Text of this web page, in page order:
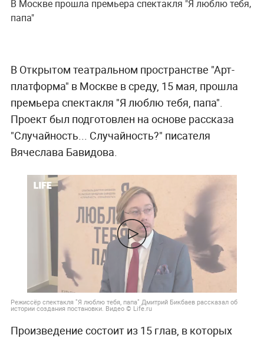
В Москве прошла премьера спектакля "Я люблю тебя,
папа"
В Открытом театральном пространстве "Арт-
платформа" в Москве в среду, 15 мая, прошла
премьера спектакля "Я люблю тебя, папа".
Проект был подготовлен на основе рассказа
"Случайность... Случайность?" писателя
Вячеслава Бавидова.
Режиссёр спектакля "Я люблю тебя, папа" Дмитрий Бикбаев рассказал об
истории создания постановки. Видео © Life.ru
Произведение состоит из 15 глав, в которых